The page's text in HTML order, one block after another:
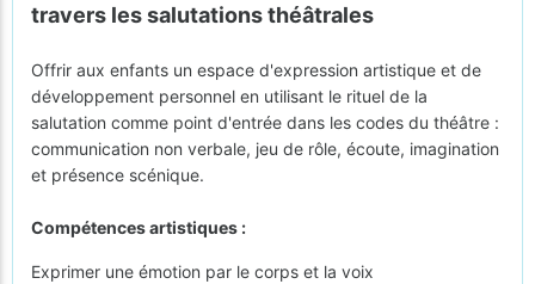
travers les salutations théâtrales
Offrir aux enfants un espace d'expression artistique et de
développement personnel en utilisant le rituel de la
salutation comme point d'entrée dans les codes du théâtre :
communication non verbale, jeu de rôle, écoute, imagination
et présence scénique.
Compétences artistiques :
Exprimer une émotion par le corps et la voix